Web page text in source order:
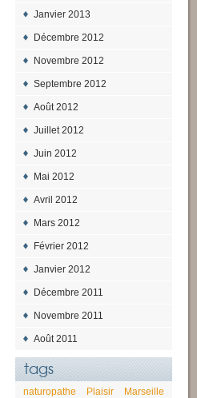
Janvier 2013
Décembre 2012
Novembre 2012
Septembre 2012
Août 2012
Juillet 2012
Juin 2012
Mai 2012
Avril 2012
Mars 2012
Février 2012
Janvier 2012
Décembre 2011
Novembre 2011
Août 2011
tags
naturopathe Plaisir
Marseille